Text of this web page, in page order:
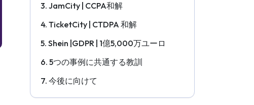
JamCity | CCPA和解
TicketCity | CTDPA 和解
Shein |GDPR | 1億5,000万ユーロ
5つの事例に共通する教訓
今後に向けて